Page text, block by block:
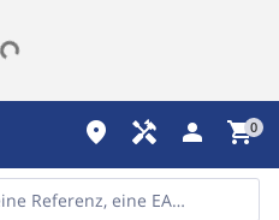
place handyman person shopping_cart0